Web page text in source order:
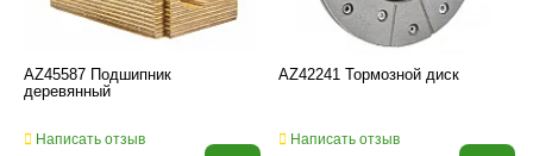
AZ45587 Подшипник
деревянный
Написать отзыв
AZ42241 Тормозной диск
Написать отзыв